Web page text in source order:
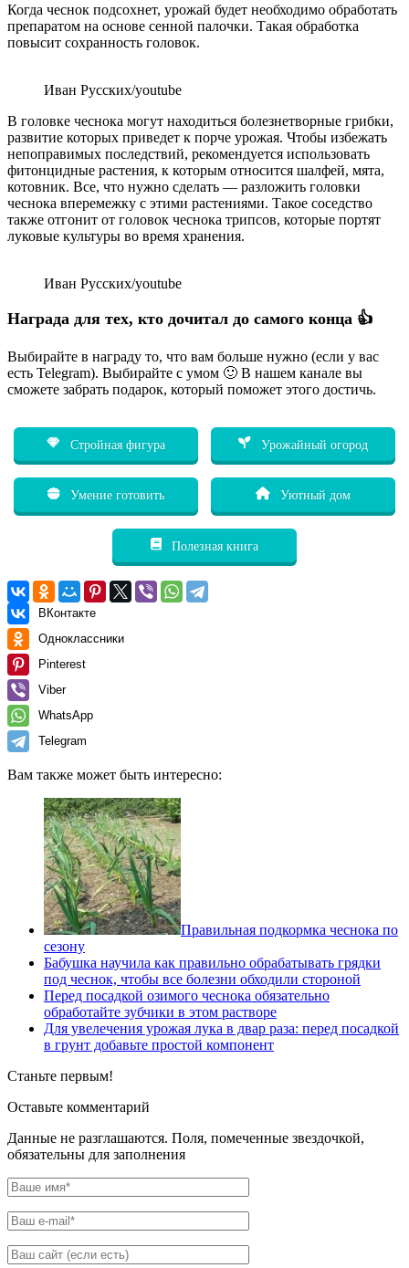
Когда чеснок подсохнет, урожай будет необходимо обработать
препаратом на основе сенной палочки. Такая обработка
повысит сохранность головок.
Иван Русских/youtube
В головке чеснока могут находиться болезнетворные грибки,
развитие которых приведет к порче урожая. Чтобы избежать
непоправимых последствий, рекомендуется использовать
фитонцидные растения, к которым относится шалфей, мята,
котовник. Все, что нужно сделать — разложить головки
чеснока вперемежку с этими растениями. Такое соседство
также отгонит от головок чеснока трипсов, которые портят
луковые культуры во время хранения.
Иван Русских/youtube
Награда для тех, кто дочитал до самого конца 👍
Выбирайте в награду то, что вам больше нужно (если у вас
есть Telegram). Выбирайте с умом 🙂 В нашем канале вы
сможете забрать подарок, который поможет этого достичь.
Стройная фигура Урожайный огород
Умение готовить Уютный дом
Полезная книга
ВКонтакте
Одноклассники
Pinterest
Viber
WhatsApp
Telegram
Вам также может быть интересно:
Правильная подкормка чеснока по
сезону
Бабушка научила как правильно обрабатывать грядки
под чеснок, чтобы все болезни обходили стороной
Перед посадкой озимого чеснока обязательно
обработайте зубчики в этом растворе
Для увелечения урожая лука в двар раза: перед посадкой
в грунт добавьте простой компонент
Станьте первым!
Оставьте комментарий
Данные не разглашаются. Поля, помеченные звездочкой,
обязательны для заполнения